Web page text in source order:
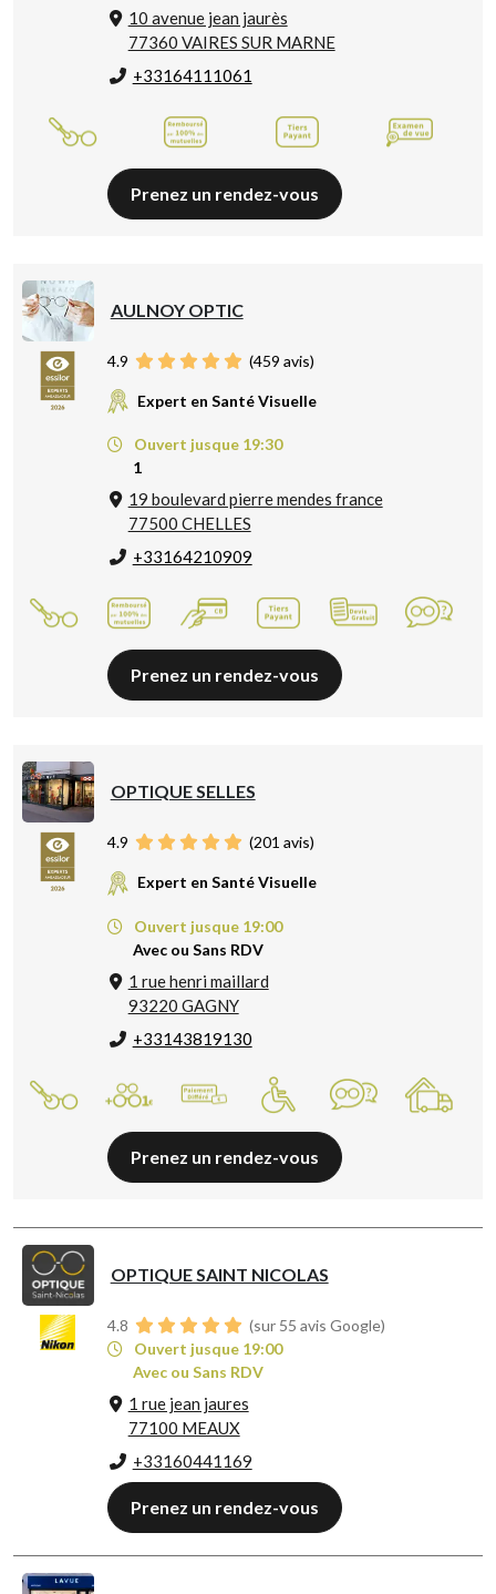
10 avenue jean jaurès
77360 VAIRES SUR MARNE
+33164111061
Prenez un rendez-vous
AULNOY OPTIC
4.9 (459 avis)
Expert en Santé Visuelle
Ouvert jusque 19:30
1
19 boulevard pierre mendes france
77500 CHELLES
+33164210909
Prenez un rendez-vous
OPTIQUE SELLES
4.9 (201 avis)
Expert en Santé Visuelle
Ouvert jusque 19:00
Avec ou Sans RDV
1 rue henri maillard
93220 GAGNY
+33143819130
Prenez un rendez-vous
OPTIQUE SAINT NICOLAS
4.8
(sur 55 avis Google)
Ouvert jusque 19:00
Avec ou Sans RDV
1 rue jean jaures
77100 MEAUX
+33160441169
Prenez un rendez-vous